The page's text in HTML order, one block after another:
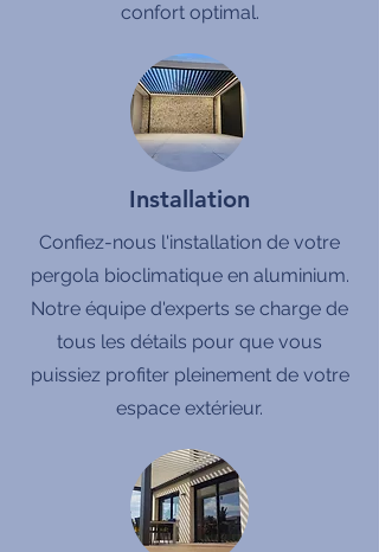
confort optimal.
Installation
Confiez-nous l'installation de votre
pergola bioclimatique en aluminium.
Notre équipe d'experts se charge de
tous les détails pour que vous
puissiez profiter pleinement de votre
espace extérieur.